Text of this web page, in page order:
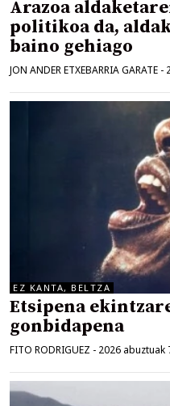
Arazoa
politikoa da,
baino gehiago
JON ANDER ETXEBARRIA GARATE -
EZ KANTA, BELTZA
Etsipena
gonbidapena
FITO RODRIGUEZ - 2026 abuztuak